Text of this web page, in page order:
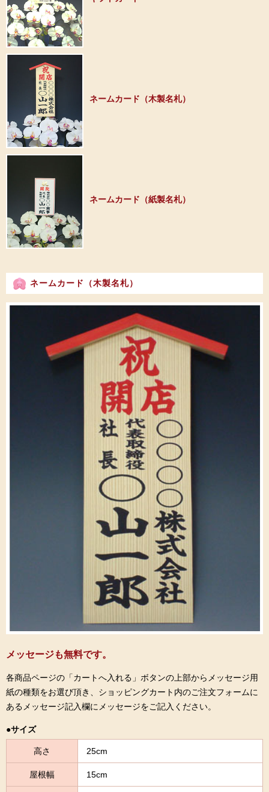
ネームカード（木製名札）
ネームカード（紙製名札）
ネームカード（木製名札）
メッセージも無料です。
各商品ページの「カートへ入れる」ボタンの上部からメッセージ用
紙の種類をお選び頂き、ショッピングカート内のご注文フォームに
あるメッセージ記入欄にメッセージをご記入ください。
●サイズ
高さ 25cm
屋根幅 15cm